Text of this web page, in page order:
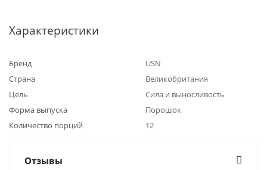
Характеристики
Бренд
USN
Страна
Великобритания
Цель
Сила и выносливость
Форма выпуска
Порошок
Количество порций
12
Отзывы